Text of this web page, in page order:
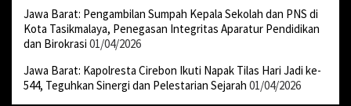
Jawa Barat: Pengambilan Sumpah Kepala Sekolah dan PNS di
Kota Tasikmalaya, Penegasan Integritas Aparatur Pendidikan
dan Birokrasi 01/04/2026
Jawa Barat: Kapolresta Cirebon Ikuti Napak Tilas Hari Jadi ke-
544, Teguhkan Sinergi dan Pelestarian Sejarah 01/04/2026